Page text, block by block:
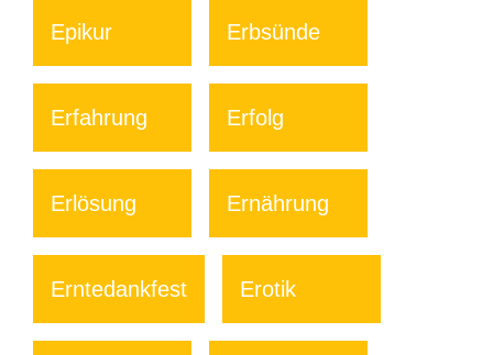
Epikur Erbsünde
Erfahrung Erfolg
Erlösung Ernährung
Erntedankfest Erotik